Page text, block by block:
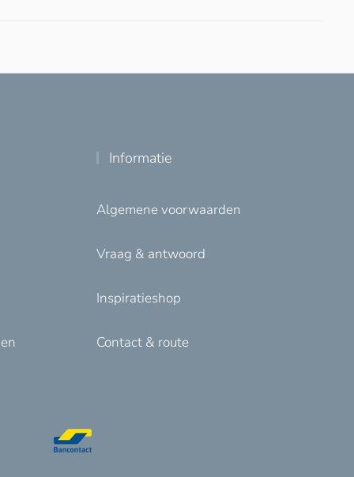
Informatie
Algemene voorwaarden
Vraag & antwoord
Inspiratieshop
Contact & route